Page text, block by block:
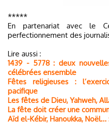
*****
En partenariat avec le
perfectionnement des
Lire aussi :
1439 - 5778 : deux
célébrées ensemble
Fêtes religieuses :
pacifique
Les fêtes de Dieu, Yahweh,
La fête doit créer une
Aïd el-Kébir, Hanoukka,